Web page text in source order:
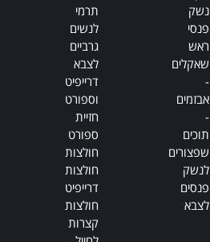
נשק
פנסי
ראש
שאקלים
-
אבזמים
-
תוכים
שפצורים
לנשק
פנסים
לצבא
תרמי
לנשים
גרביים
לצבא
דרייפיט
וספורט
חזיית
ספורט
חולצות
חולצות
דרייפיט
חולצות
קצרות